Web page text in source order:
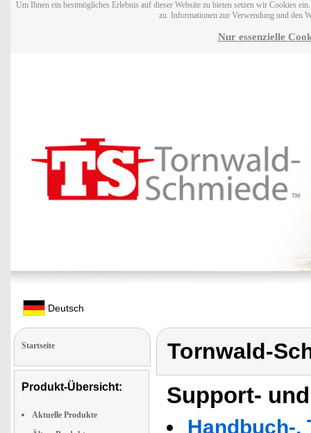
Um Ihnen ein bestmögliches Erlebnis auf dieser Website zu bieten setzen wir Cookies
zu. Informationen zur Verwendung und den
Nur essenzielle
Deutsch
Startseite
Produkt-Übersicht:
Aktuelle Produkte
Tornwald-
Support-
Handbuch-,